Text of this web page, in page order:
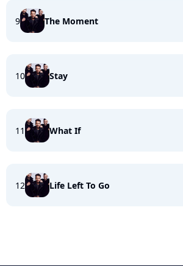
9 The Moment
10 Stay
11 What If
12 Life Left To Go